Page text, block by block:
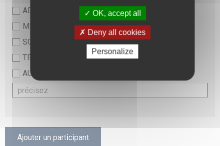
ADMINISTRATIF
MEDICAL
SOINS ET PARAMEDICAL
TECHNIQUE ET LOGISTIQUE
AUTRE
Ajouter un participant
OK, accept all
Deny all cookies
Personalize